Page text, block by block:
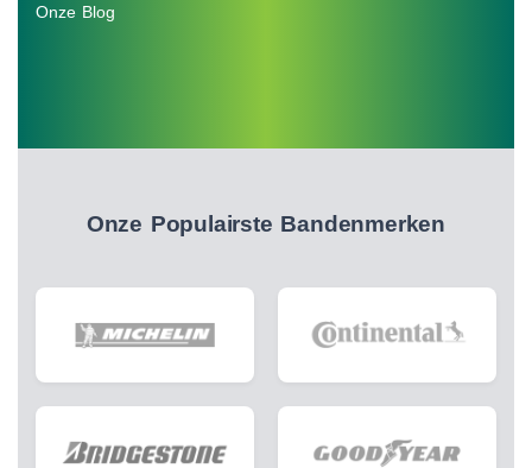
Onze Blog
Onze Populairste Bandenmerken